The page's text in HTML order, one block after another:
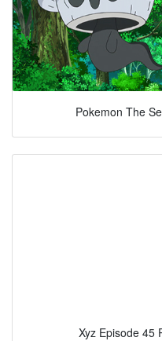
Pokemon The
Xyz Episode 45